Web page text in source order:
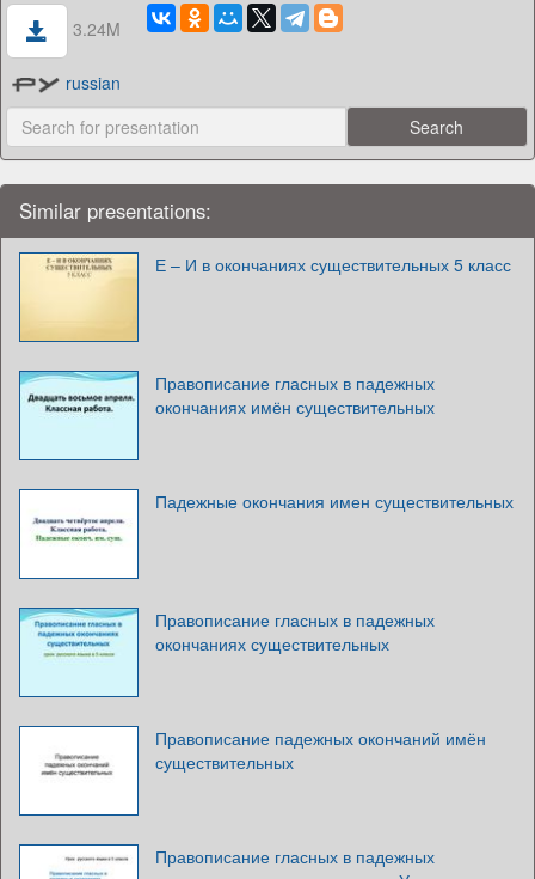
3.24M
russian
Similar presentations:
Е – И в окончаниях существительных 5 класс
Правописание гласных в падежных
окончаниях имён существительных
Падежные окончания имен существительных
Правописание гласных в падежных
окончаниях существительных
Правописание падежных окончаний имён
существительных
Правописание гласных в падежных